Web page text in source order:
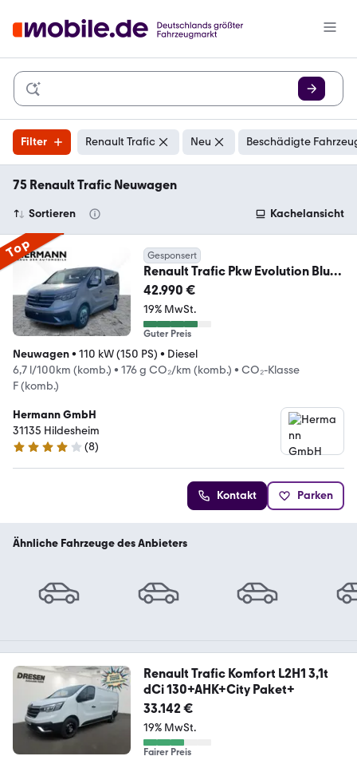
Filter Renault Trafic Neu Beschädigte
75 Renault Trafic Neuwagen
Sortieren Kachelansicht
Top Gesponsert
Renault Trafic Pkw Evolution Blue
dCi 150 ABS*ZV*LED
42.990 €
19% MwSt.
Guter Preis
Neuwagen• 110 kW (150 PS) • Diesel
6,7 l/100km (komb.) • 176 g CO₂/km (komb.) • CO₂-Klasse
F (komb.)
Hermann GmbH
31135 Hildesheim
4 Sterne
(8)
Kontakt Parken
Ähnliche Fahrzeuge des Anbieters
Renault Trafic Komfort L2H1 3,1t
dCi 130+AHK+City Paket+
33.142 €
19% MwSt.
Fairer Preis